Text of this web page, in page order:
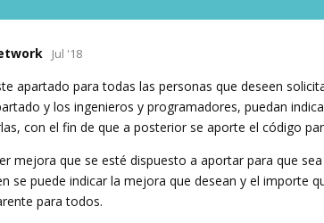
Jul '18
apartado para todas las personas que deseen
y los ingenieros y programadores, puedan
con el fin de que a posterior se aporte el código
mejora que se esté dispuesto a aportar para que
se puede indicar la mejora que desean y el importe
para todos.